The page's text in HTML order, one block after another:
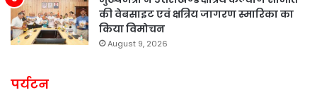
की वेबसाइट एवं क्षत्रिय जागरण स्मारिका का
किया विमोचन
August 9, 2026
पर्यटन